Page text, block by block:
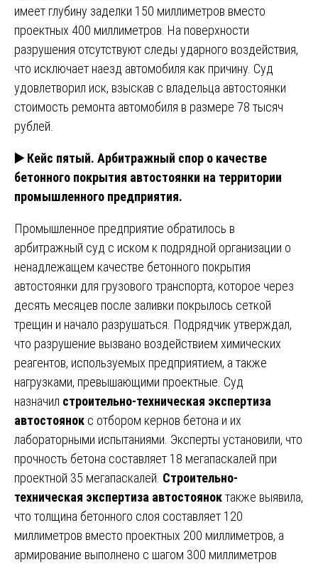
имеет глубину заделки 150 миллиметров вместо
проектных 400 миллиметров. На поверхности
разрушения отсутствуют следы ударного воздействия,
что исключает наезд автомобиля как причину. Суд
удовлетворил иск, взыскав с владельца автостоянки
стоимость ремонта автомобиля в размере 78 тысяч
рублей.
▶️Кейс пятый. Арбитражный спор о качестве
бетонного покрытия автостоянки на территории
промышленного предприятия.
Промышленное предприятие обратилось в
арбитражный суд с иском к подрядной организации о
ненадлежащем качестве бетонного покрытия
автостоянки для грузового транспорта, которое через
десять месяцев после заливки покрылось сеткой
трещин и начало разрушаться. Подрядчик утверждал,
что разрушение вызвано воздействием химических
реагентов, используемых предприятием, а также
нагрузками, превышающими проектные. Суд
назначил строительно-техническая экспертиза
автостоянок с отбором кернов бетона и их
лабораторными испытаниями. Эксперты установили, что
прочность бетона составляет 18 мегапаскалей при
проектной 35 мегапаскалей. Строительно-
техническая экспертиза автостояноктакже выявила,
что толщина бетонного слоя составляет 120
миллиметров вместо проектных 200 миллиметров, а
армирование выполнено с шагом 300 миллиметров